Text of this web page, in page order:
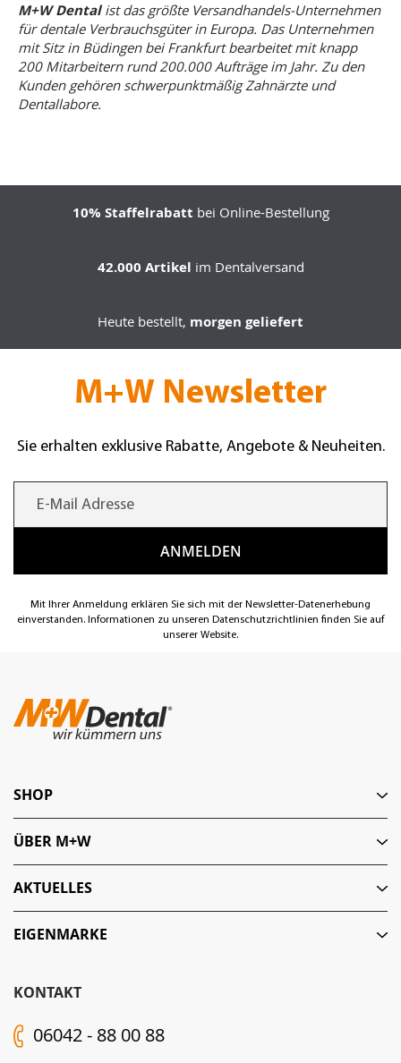
M+W Dental ist das größte Versandhandels-Unternehmen
für dentale Verbrauchsgüter in Europa. Das Unternehmen
mit Sitz in Büdingen bei Frankfurt bearbeitet mit knapp
200 Mitarbeitern rund 200.000 Aufträge im Jahr. Zu den
Kunden gehören schwerpunktmäßig Zahnärzte und
Dentallabore.
10% Staffelrabatt bei Online-Bestellung
42.000 Artikel im Dentalversand
Heute bestellt, morgen geliefert
M+W Newsletter
Sie erhalten exklusive Rabatte, Angebote & Neuheiten.
Mit Ihrer Anmeldung erklären Sie sich mit der Newsletter-Datenerhebung
einverstanden. Informationen zu unseren Datenschutzrichtlinien finden Sie auf
unserer Website.
KONTAKT
06042 - 88 00 88
SHOP
ÜBER M+W
AKTUELLES
EIGENMARKE